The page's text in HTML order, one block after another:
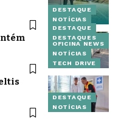
DESTAQUE
NOTÍCIAS
DESTAQUE
DESTAQUES
OFICINA NEWS
NOTÍCIAS
TECH DRIVE
DESTAQUE
NOTÍCIAS